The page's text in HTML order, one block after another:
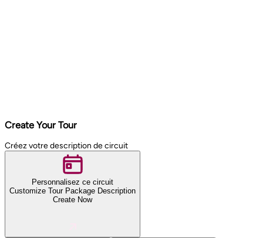
Create Your Tour
Créez votre description de circuit
Personnalisez ce circuit
Customize Tour Package Description
Create Now